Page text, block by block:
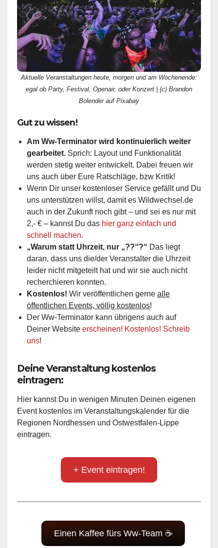
Aktuelle Veranstaltungen heute, morgen und am Wochenende:
egal ob Party, Festival, Openair, oder Konzert | (c) Brandon
Bolender auf Pixabay
Gut zu wissen!
Am Ww-Terminator wird kontinuierlich weiter
gearbeitet. Sprich: Layout und Funktionalität
werden stetig weiter entwickelt. Dabei freuen wir
uns auch über Eure Ratschläge, bzw Kritik!
Wenn Dir unser kostenloser Service gefällt und Du
uns unterstützen willst, damit es Wildwechsel.de
auch in der Zukunft noch gibt – und sei es nur mit
2,- € – kannst Du das hier ganz einfach und
schnell machen.
„Warum statt Uhrzeit, nur „??“?“ Das liegt
daran, dass uns die/der Veranstalter die Uhrzeit
leider nicht mitgeteilt hat und wir sie auch nicht
recherchieren konnten.
Kostenlos! Wir veröffentlichen gerne alle
öffentlichen Events, völlig kostenlos!
Der Ww-Terminator kann übrigens auch auf
Deiner Website erscheinen! Kostenlos! Schreib
uns!
Deine Veranstaltung kostenlos
eintragen:
Hier kannst Du in wenigen Minuten Deinen eigenen
Event kostenlos im Veranstaltungskalender für die
Regionen Nordhessen und Ostwestfalen-Lippe
eintragen.
+ Event eintragen!
Einen Kaffee fürs Ww-Team ☕